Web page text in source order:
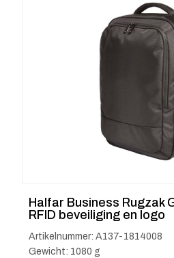
Halfar Business Rugzak
RFID beveiliging en logo
Artikelnummer: A137-1814008
Gewicht: 1080 g